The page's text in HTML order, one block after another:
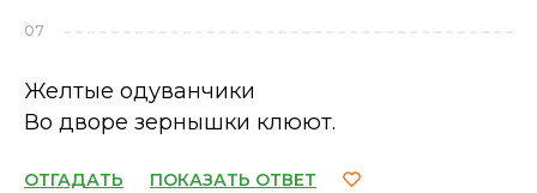
07
Желтые одуванчики
Во дворе зернышки клюют.
ОТГАДАТЬ ПОКАЗАТЬ ОТВЕТ